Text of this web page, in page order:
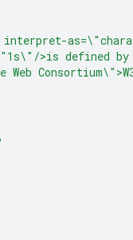
>is defined by
Web